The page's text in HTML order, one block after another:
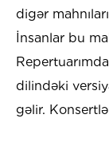
digər
İnsanlar bu
dilindəki
gəlir.